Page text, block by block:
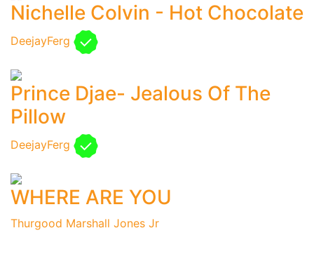
Nichelle Colvin - Hot Chocolate
DeejayFerg
Prince Djae- Jealous Of The
Pillow
DeejayFerg
WHERE ARE YOU
Thurgood Marshall Jones Jr